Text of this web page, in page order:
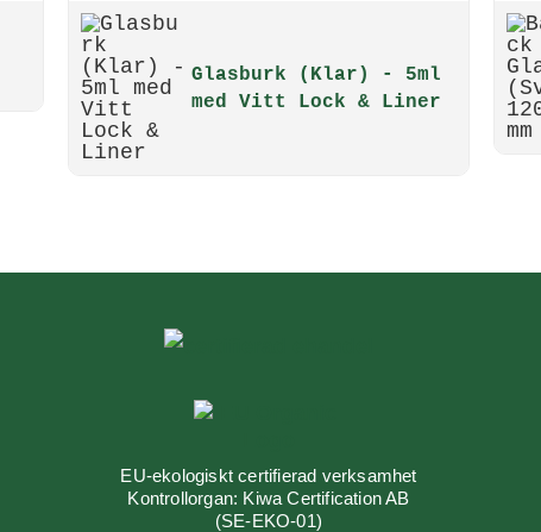
Glasburk (Klar) - 5ml
med Vitt Lock & Liner
EU-ekologiskt certifierad verksamhet
Kontrollorgan: Kiwa Certification AB
(SE-EKO-01)